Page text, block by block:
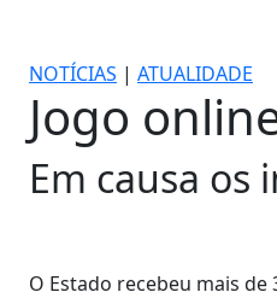
NOTÍCIAS | ATUALIDADE
Jogo
Em causa os
O Estado recebeu mais